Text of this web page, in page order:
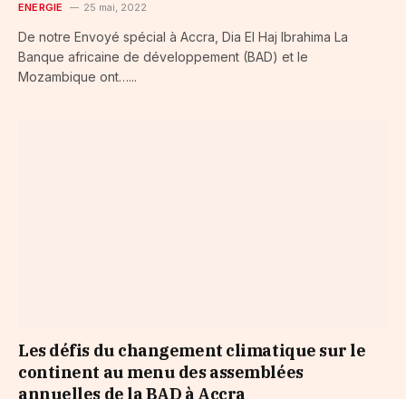
ENERGIE 25 mai, 2022
De notre Envoyé spécial à Accra, Dia El Haj Ibrahima La
Banque africaine de développement (BAD) et le
Mozambique ont…...
Les défis du changement climatique sur le
continent au menu des assemblées
annuelles de la BAD à Accra